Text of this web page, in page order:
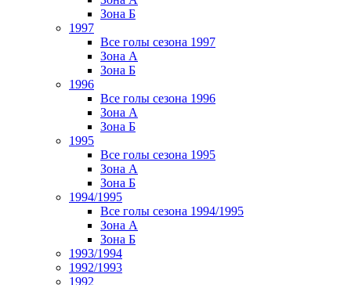
Зона Б
1997
Все голы сезона 1997
Зона А
Зона Б
1996
Все голы сезона 1996
Зона А
Зона Б
1995
Все голы сезона 1995
Зона А
Зона Б
1994/1995
Все голы сезона 1994/1995
Зона А
Зона Б
1993/1994
1992/1993
1992